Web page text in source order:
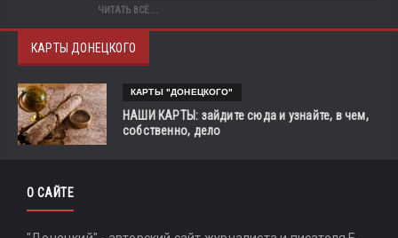
ЧИТАТЬ ВСЁ...
КАРТЫ ДОНЕЦКОГО
КАРТЫ "ДОНЕЦКОГО"
НАШИ КАРТЫ: зайдите сюда и узнайте, в чем,
собственно, дело
О САЙТЕ